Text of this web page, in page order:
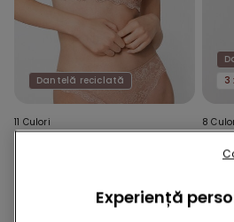
Dantelă reciclată
11 Culori 8
Experiență